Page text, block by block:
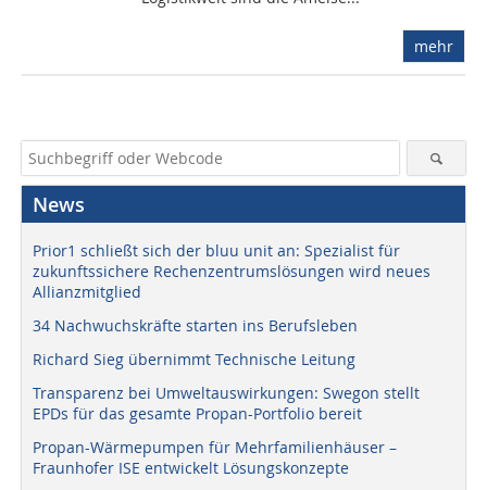
mehr
News
Prior1 schließt sich der bluu unit an: Spezialist für
zukunftssichere Rechenzentrumslösungen wird neues
Allianzmitglied
34 Nachwuchskräfte starten ins Berufsleben
Richard Sieg übernimmt Technische Leitung
Transparenz bei Umweltauswirkungen: Swegon stellt
EPDs für das gesamte Propan-Portfolio bereit
Propan-Wärmepumpen für Mehrfamilienhäuser –
Fraunhofer ISE entwickelt Lösungskonzepte